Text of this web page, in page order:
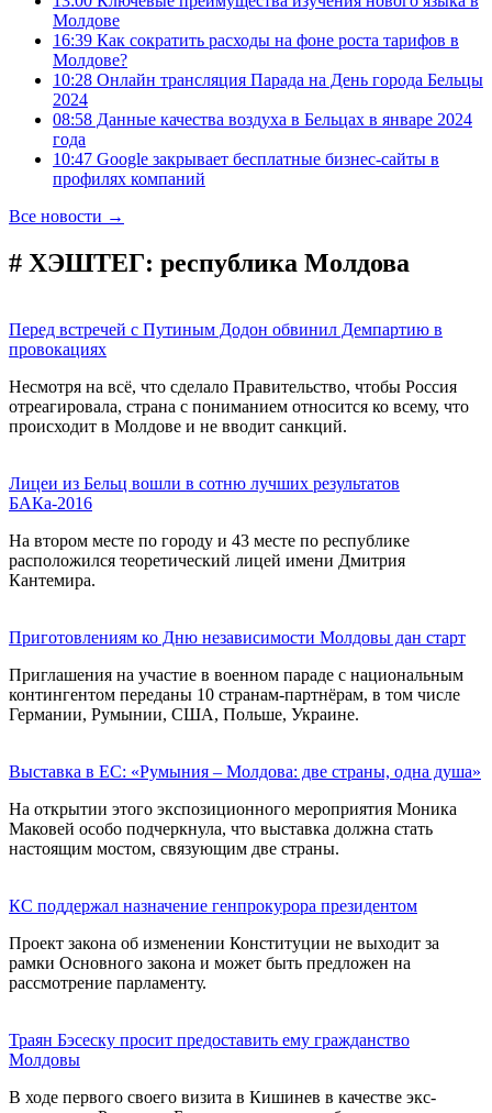
Молдове
16:39 Как сократить расходы на фоне роста тарифов в
Молдове?
10:28 Онлайн трансляция Парада на День города Бельцы
2024
08:58 Данные качества воздуха в Бельцах в январе 2024
года
10:47 Google закрывает бесплатные бизнес-сайты в
профилях компаний
Все новости →
# ХЭШТЕГ: республика Молдова
Перед встречей с Путиным Додон обвинил Демпартию в
провокациях
Несмотря на всё, что сделало Правительство, чтобы Россия
отреагировала, страна с пониманием относится ко всему, что
происходит в Молдове и не вводит санкций.
Лицеи из Бельц вошли в сотню лучших результатов
БАКа-2016
На втором месте по городу и 43 месте по республике
расположился теоретический лицей имени Дмитрия
Кантемира.
Приготовлениям ко Дню независимости Молдовы дан старт
Приглашения на участие в военном параде с национальным
контингентом переданы 10 странам-партнёрам, в том числе
Германии, Румынии, США, Польше, Украине.
Выставка в ЕС: «Румыния – Молдова: две страны, одна душа»
На открытии этого экспозиционного мероприятия Моника
Маковей особо подчеркнула, что выставка должна стать
настоящим мостом, связующим две страны.
КС поддержал назначение генпрокурора президентом
Проект закона об изменении Конституции не выходит за
рамки Основного закона и может быть предложен на
рассмотрение парламенту.
Траян Бэсеску просит предоставить ему гражданство
Молдовы
В ходе первого своего визита в Кишинев в качестве экс-